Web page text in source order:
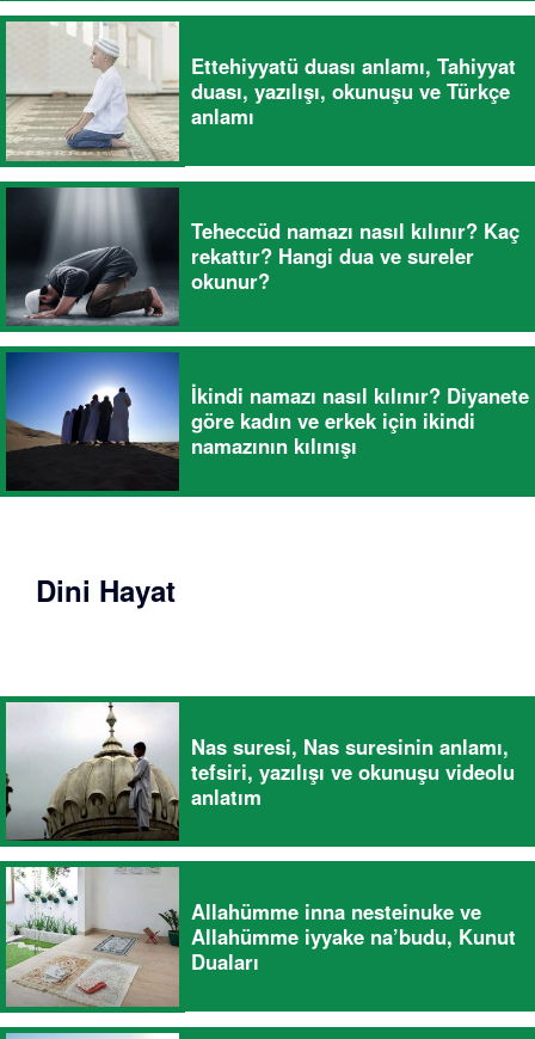
Ettehiyyatü duası anlamı, Tahiyyat
duası, yazılışı, okunuşu ve Türkçe
anlamı
Teheccüd namazı nasıl kılınır? Kaç
rekattır? Hangi dua ve sureler
okunur?
İkindi namazı nasıl kılınır? Diyanete
göre kadın ve erkek için ikindi
namazının kılınışı
Dini Hayat
Nas suresi, Nas suresinin anlamı,
tefsiri, yazılışı ve okunuşu videolu
anlatım
Allahümme inna nesteinuke ve
Allahümme iyyake na’budu, Kunut
Duaları